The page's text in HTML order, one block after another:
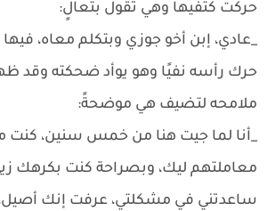
حركت كتفيها وهي تقول بتعالٍ:
_عادي، إبن أخو جوزي وبتكلم معاه، فيها
حرك رأسه نفيًا وهو يوأد ضحكته وقد
ملامحه لتضيف هي موضحةً:
_أنا لما جيت هنا من خمس سنين، كنت
معاملتهم ليك، وبصراحة كنت بكرهك
ساعدتني في مشكلتي، عرفت إنك